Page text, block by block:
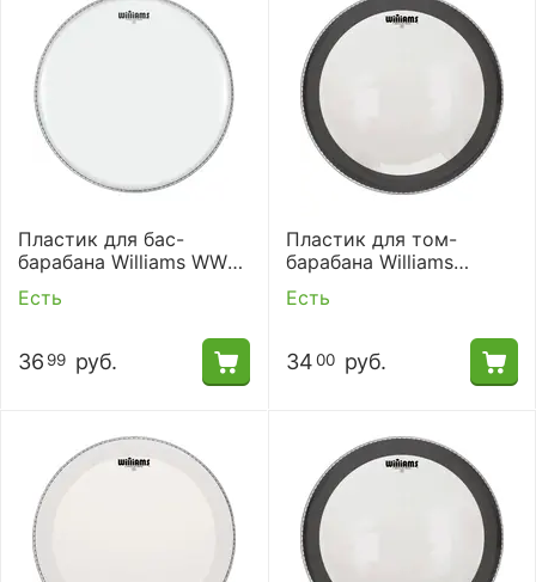
Пластик для бас-
барабана Williams WW1-
10MIL-22
Есть
36 99 руб.
Пластик для том-
барабана Williams
W1SC-7MIL-10
Есть
3400 руб.